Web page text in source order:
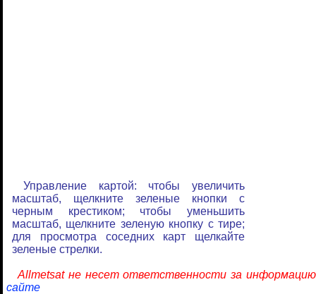
Управление картой: чтобы увеличить
масштаб, щелкните зеленые кнопки с
черным крестиком; чтобы уменьшить
масштаб, щелкните зеленую кнопку с тире;
для просмотра соседних карт щелкайте
зеленые стрелки.
Allmetsat не несет ответственности за
сайте